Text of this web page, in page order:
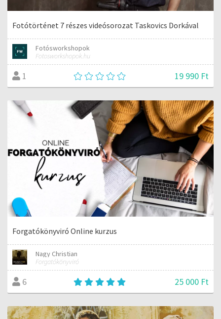
Fotótörténet 7 részes videósorozat Taskovics Dorkával
Fotósworkshopok
Fotosworkshopok.hu
1 19 990 Ft
Forgatókönyviró Online kurzus
Nagy Christian
Forgatókönyviró
6 25 000 Ft